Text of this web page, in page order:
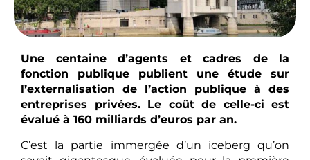
Une centaine d’agents et cadres de la
fonction publique publient une étude sur
l’externalisation de l’action publique à des
entreprises privées. Le coût de celle-ci est
évalué à 160 milliards d’euros par an.
C’est la partie immergée d’un iceberg qu’on